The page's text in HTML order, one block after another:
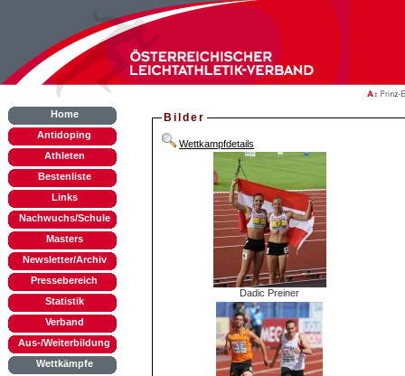
Home
Antidoping
Athleten
Bestenliste
Links
Nachwuchs/Schule
Masters
Newsletter/Archiv
Pressebereich
Statistik
Verband
Aus-/Weiterbildung
Wettkämpfe
Bilder
Wettkampfdetails
Dadic Preiner